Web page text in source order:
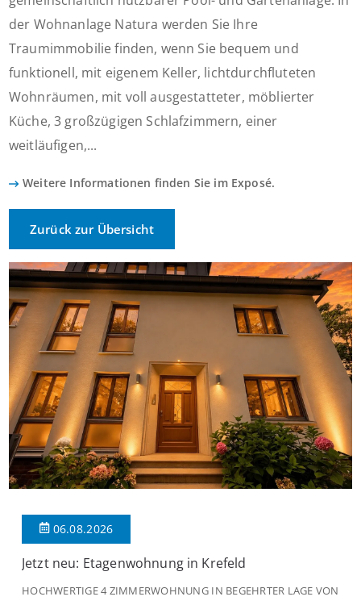
der Wohnanlage Natura werden Sie Ihre
Traumimmobilie finden, wenn Sie bequem und
funktionell, mit eigenem Keller, lichtdurchfluteten
Wohnräumen, mit voll ausgestatteter, möblierter
Küche, 3 großzügigen Schlafzimmern, einer
weitläufigen,...
Weitere Informationen finden Sie im Exposé.
Zurück zur Übersicht
06.08.2026
Jetzt neu: Etagenwohnung in Krefeld
HOCHWERTIGE 4 ZIMMERWOHNUNG IN BEGEHRTER LAGE VON